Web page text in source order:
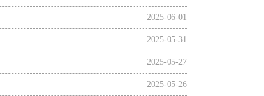
2025-06-01
2025-05-31
2025-05-27
2025-05-26